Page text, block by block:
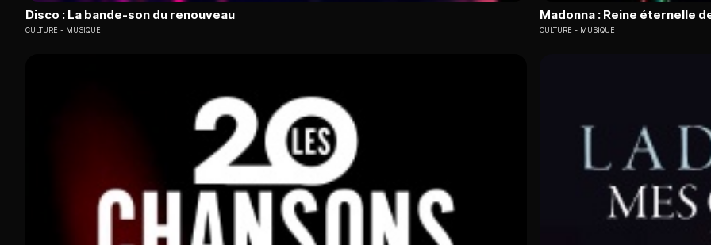
Disco : La bande-son du renouveau
CULTURE MUSIQUE
Madonna : Reine éternelle
CULTURE MUSIQUE